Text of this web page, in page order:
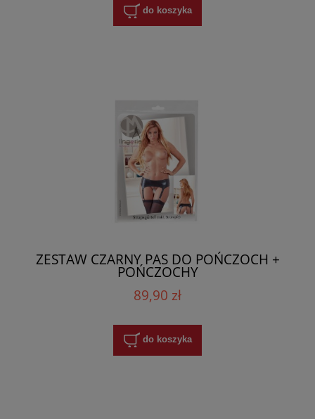
do koszyka
ZESTAW CZARNY PAS DO POŃCZOCH +
POŃCZOCHY
89,90 zł
do koszyka